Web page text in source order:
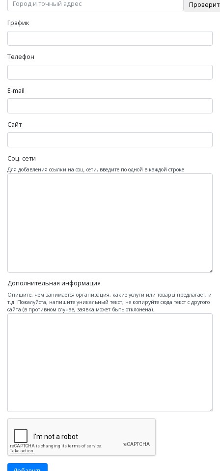
График
Телефон
E-mail
Сайт
Соц. сети
Для добавления ссылки на соц. сети, введите по одной в каждой строке
Дополнительная информация
Опишите, чем занимается организация, какие услуги или товары предлагает, и
т.д. Пожалуйста, напишите уникальный текст, не копируйте сюда текст с другого
сайта (в противном случае, заявка может быть отклонена).